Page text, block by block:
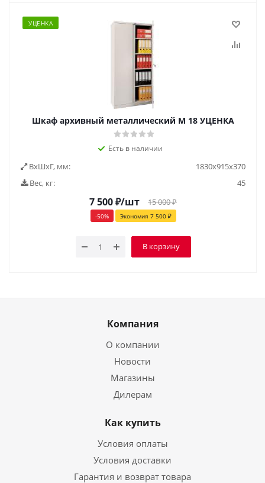
УЦЕНКА
Шкаф архивный металлический М 18 УЦЕНКА
Есть в наличии
ВxШxГ, мм:
1830х915х370
Вес, кг:
45
7 500₽/шт 15 000₽
-50% Экономия 7 500₽
В корзину
Компания
О компании
Новости
Магазины
Дилерам
Как купить
Условия оплаты
Условия доставки
Гарантия и возврат товара